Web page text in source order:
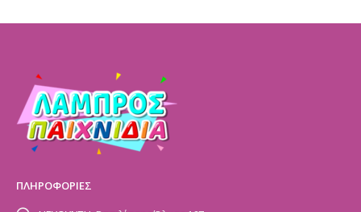
ΠΛΗΡΟΦΟΡΙΕΣ